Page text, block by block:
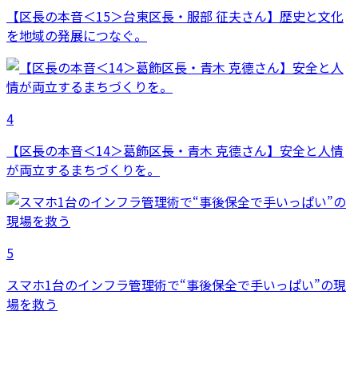
【区長の本音＜15＞台東区長・服部 征夫さん】歴史と文化
を地域の発展につなぐ。
4
【区長の本音＜14＞葛飾区長・青木 克德さん】安全と人情
が両立するまちづくりを。
5
スマホ1台のインフラ管理術で“事後保全で手いっぱい”の現
場を救う